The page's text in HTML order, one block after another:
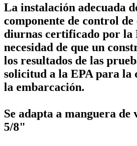
La instalación adecuada
componente de control de
diurnas certificado por la
necesidad de que un
los resultados de las
solicitud a la EPA para la
la embarcación.
Se adapta a manguera de
5/8"